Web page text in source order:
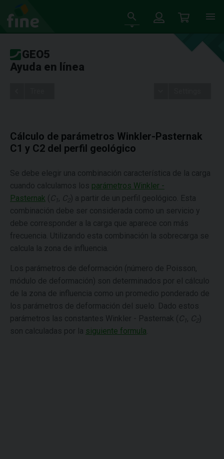
GEO5
Ayuda en línea
Cálculo de parámetros Winkler-Pasternak
C1 y C2 del perfil geológico
Se debe elegir una combinación característica de la carga
cuando calculamos los parámetros Winkler -
Pasternak ( C 1, C2 ) a partir de un perfil geológico. Esta
combinación debe ser considerada como un servicio y
debe corresponder a la carga que aparece con más
frecuencia. Utilizando esta combinación la sobrecarga se
calcula la zona de influencia.
Los parámetros de deformación (número de Poisson,
módulo de deformación) son determinados por el cálculo
de la zona de influencia como un promedio ponderado de
los parámetros de deformación del suelo. Dado estos
parámetros las constantes Winkler - Pasternak ( C 1, C2 )
son calculadas por la siguiente formula